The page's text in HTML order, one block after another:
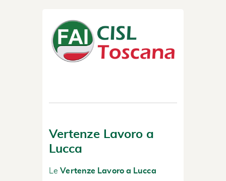
Vertenze Lavoro a
Lucca
LeVertenze Lavoro a Lucca